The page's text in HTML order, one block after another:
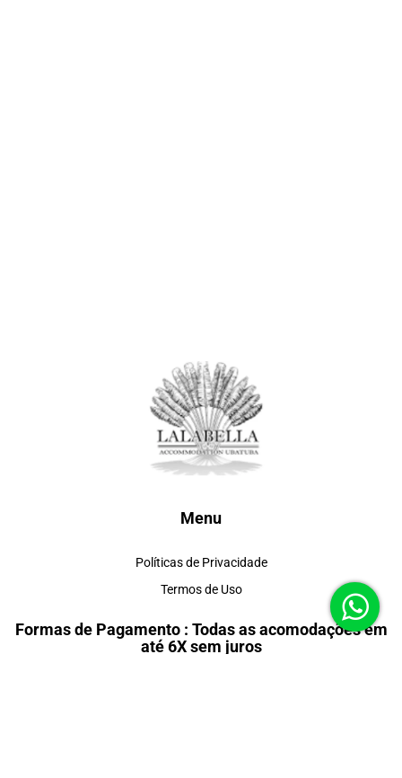
Menu
Políticas de Privacidade
Termos de Uso
Formas de Pagamento : Todas as acomodações em
até 6X sem juros